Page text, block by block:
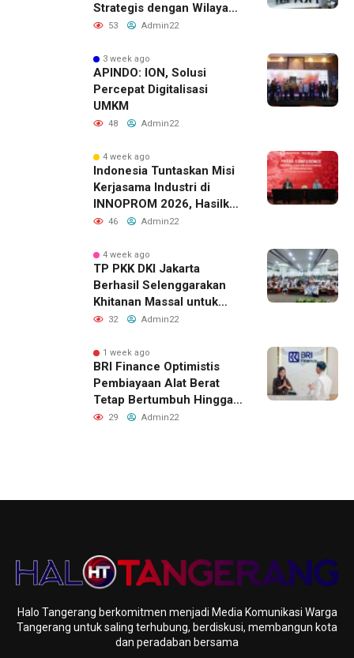
Strategis dengan Wilayah
Sverdlovsk, Rusia untuk
53 Admin22
3 week ago
APINDO: ION, Solusi
Percepat Digitalisasi
UMKM
48 Admin22
4 week ago
Indonesia Tuntaskan Misi
Kerjasama Industri di
INNOPROM 2026, Hasilkan
Belasan Kerja Sama
46 Admin22
4 week ago
TP PKK DKI Jakarta
Berhasil Selenggarakan
Khitanan Massal untuk
Lebih dari 2.000 Anak:
Raih Penghargaan MURI
32 Admin22
1 week ago
BRI Finance Optimistis
Pembiayaan Alat Berat
Tetap Bertumbuh Hingga
Akhir 2026
29 Admin22
Halo Tangerang berkomitmen menjadi Media Komunikasi Warga
Tangerang untuk saling terhubung, berdiskusi, membangun kota
dan peradaban bersama